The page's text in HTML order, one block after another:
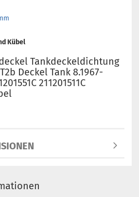
Kübel
Tankdeckeldichtung
Deckel Tank 8.1967-
211201511C